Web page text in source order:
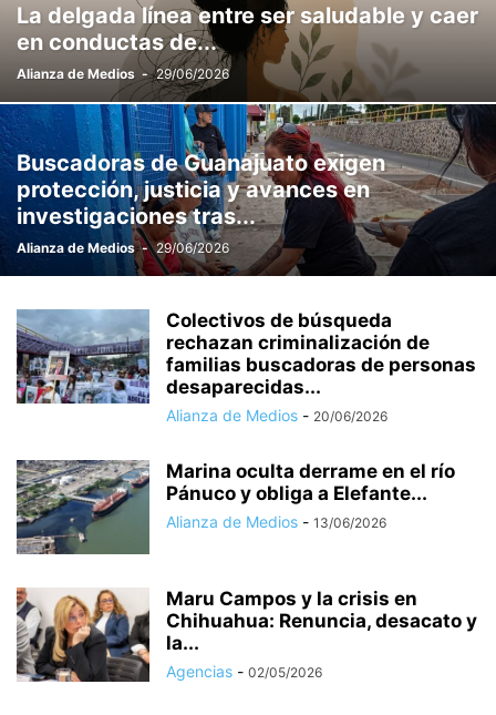
La delgada línea entre ser saludable y caer
en conductas de...
Alianza de Medios - 29/06/2026
Buscadoras de Guanajuato exigen
protección, justicia y avances en
investigaciones tras...
Alianza de Medios - 29/06/2026
Colectivos de búsqueda
rechazan criminalización de
familias buscadoras de personas
desaparecidas...
Alianza de Medios - 20/06/2026
Marina oculta derrame en el río
Pánuco y obliga a Elefante...
Alianza de Medios - 13/06/2026
Maru Campos y la crisis en
Chihuahua: Renuncia, desacato y
la...
Agencias - 02/05/2026